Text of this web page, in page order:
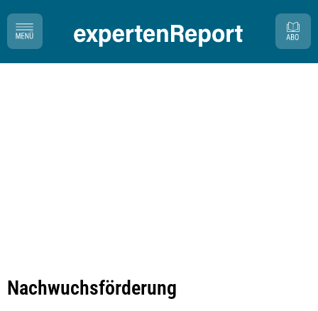
Nachwuchsförderung